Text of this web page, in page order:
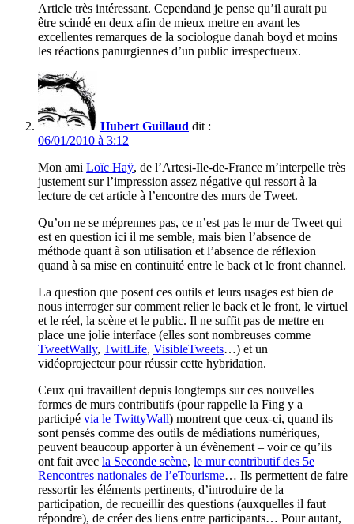
Article très intéressant. Cependand je pense qu’il aurait pu
être scindé en deux afin de mieux mettre en avant les
excellentes remarques de la sociologue danah boyd et moins
les réactions panurgiennes d’un public irrespectueux.
Hubert Guillaud dit :
06/01/2010 à 3:12
Mon ami Loïc Haÿ, de l’Artesi-Ile-de-France m’interpelle très
justement sur l’impression assez négative qui ressort à la
lecture de cet article à l’encontre des murs de Tweet.
Qu’on ne se méprennes pas, ce n’est pas le mur de Tweet qui
est en question ici il me semble, mais bien l’absence de
méthode quant à son utilisation et l’absence de réflexion
quand à sa mise en continuité entre le back et le front channel.
La question que posent ces outils et leurs usages est bien de
nous interroger sur comment relier le back et le front, le virtuel
et le réel, la scène et le public. Il ne suffit pas de mettre en
place une jolie interface (elles sont nombreuses comme
TweetWally, TwitLife, VisibleTweets…) et un
vidéoprojecteur pour réussir cette hybridation.
Ceux qui travaillent depuis longtemps sur ces nouvelles
formes de murs contributifs (pour rappelle la Fing y a
participé via le TwittyWall) montrent que ceux-ci, quand ils
sont pensés comme des outils de médiations numériques,
peuvent beaucoup apporter à un évènement – voir ce qu’ils
ont fait avec la Seconde scène, le mur contributif des 5e
Rencontres nationales de l’eTourisme… Ils permettent de faire
ressortir les éléments pertinents, d’introduire de la
participation, de recueillir des questions (auxquelles il faut
répondre), de créer des liens entre participants… Pour autant,